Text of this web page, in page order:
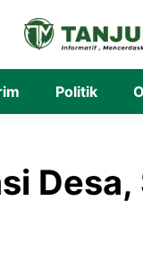
Politik